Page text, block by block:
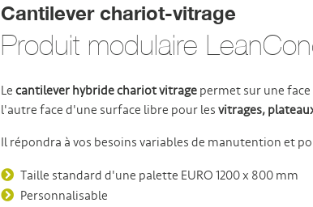
Cantilever chariot-vitrage
Produit modulaire
Le cantilever hybride chariot vitragepermet sur une face
l'autre face d'une surface libre pour les vitrages,
Il répondra à vos besoins variables de manutention et
Taille standard d'une palette EURO 1200 x 800 mm
Personnalisable